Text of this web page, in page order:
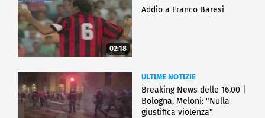
02:18
Addio a Franco Baresi
ULTIME NOTIZIE
Breaking News delle 16.00 |
Bologna, Meloni: "Nulla
giustifica violenza"